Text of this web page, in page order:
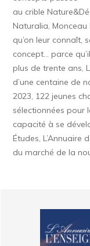
au crible
Naturalia, Monceau
qu’on leur connaît,
concept… parce
plus de trente ans,
d’une centaine de
2023, 122 jeunes
sélectionnées pour
capacité à se
Études, L’Annuaire
du marché de la